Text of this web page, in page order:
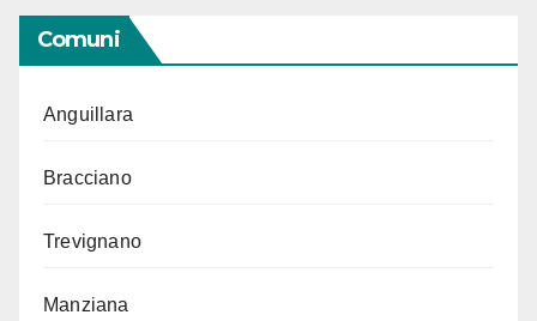
Comuni
Anguillara
Bracciano
Trevignano
Manziana